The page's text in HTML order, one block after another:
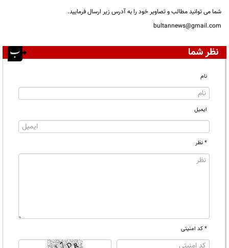
شما می توانید مطالب و تصاویر خود را به آدرس زیر ارسال فرمایید.
bultannews@gmail.com
نظر شما
نام
ایمیل
* نظر
* کد امنیتی